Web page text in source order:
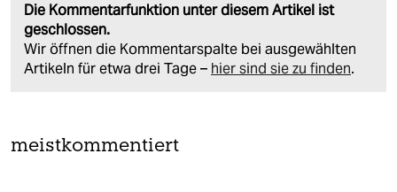
Die Kommentarfunktion unter diesem Artikel ist
geschlossen.
Wir öffnen die Kommentarspalte bei ausgewählten
Artikeln für etwa drei Tage – hier sind sie zu finden.
meistkommentiert